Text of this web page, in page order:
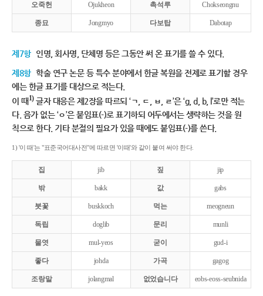
오죽헌 Ojukheon 촉석루 Chokseongnu
종묘 Jongmyo 다보탑 Dabotap
제7항 인명, 회사명, 단체명 등은 그동안 써 온 표기를 쓸 수 있다.
제8항 학술 연구 논문 등 특수 분야에서 한글 복원을 전제로 표기할 경우
에는 한글 표기를 대상으로 적는다.
이 때1)글자 대응은 제2장을 따르되 ‘ㄱ, ㄷ, ㅂ, ㄹ’은 ‘g, d, b, l’로만 적는
다. 음가 없는 ‘ㅇ’은 붙임표(-)로 표기하되 어두에서는 생략하는 것을 원
칙으로 한다. 기타 분절의 필요가 있을 때에도 붙임표(-)를 쓴다.
1) '이 때'는 "표준국어대사전"에 따르면 '이때'와 같이 붙여 써야 한다.
집 jib 짚 jip
밖 bakk 값 gabs
붓꽃 buskkoch 먹는 meogneun
독립 doglib 문리 munli
물엿 mul-yeos 굳이 gud-i
좋다 johda 가곡 gagog
조랑말 jolangmal 없었습니다 eobs-eoss-seubnida